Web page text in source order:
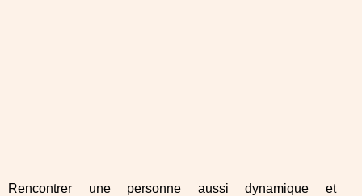
Rencontrer une personne aussi dynamique et